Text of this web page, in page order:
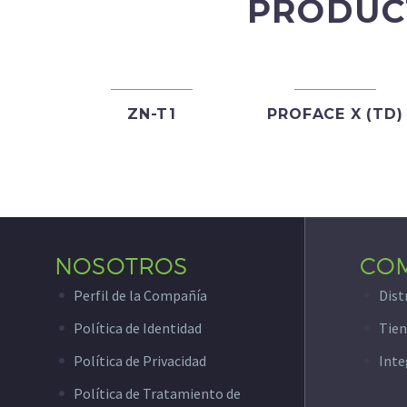
ZN-T1 PROFACE X (TD)
NOSOTROS
Perfil de la Compañía
Política de Identidad
Política de Privacidad
Política de Tratamiento de